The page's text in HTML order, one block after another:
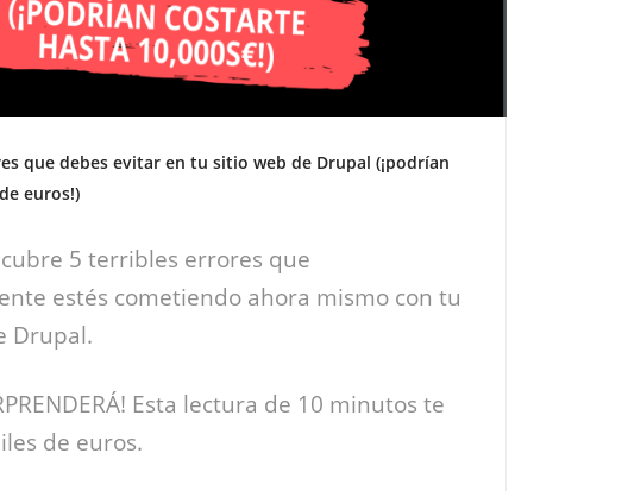
que debes evitar en tu sitio web de Drupal (¡podrían
euros!)
cubre 5 terribles errores que
estés cometiendo ahora mismo con tu
Drupal.
Esta lectura de 10 minutos te
de euros.